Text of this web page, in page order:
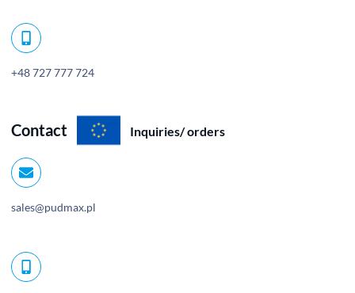
+48 727 777 724
Contact Inquiries/ orders
sales@pudmax.pl